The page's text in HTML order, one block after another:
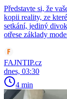
Představte si, že
kopii reality, ze
setkání, jediný
otřese základy
FAJNTIP.cz
dnes, 03:30
4 min